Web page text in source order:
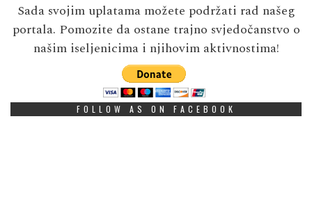
Sada svojim uplatama možete podržati rad našeg
portala. Pomozite da ostane trajno svjedočanstvo o
našim iseljenicima i njihovim aktivnostima!
FOLLOW AS ON FACEBOOK